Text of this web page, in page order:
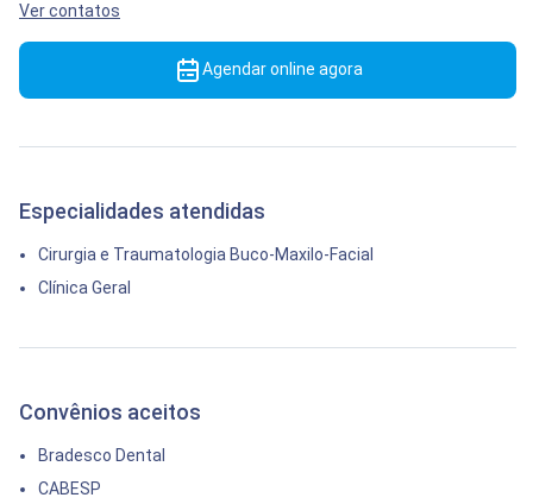
Ver contatos
Agendar online agora
Especialidades atendidas
Cirurgia e Traumatologia Buco-Maxilo-Facial
Clínica Geral
Convênios aceitos
Bradesco Dental
CABESP